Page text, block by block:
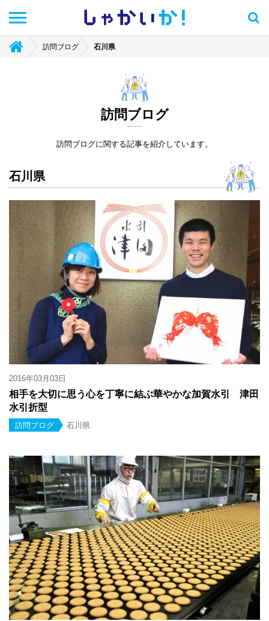
しゃかい か！
訪問ブログ 石川県
訪問ブログ
訪問ブログに関する記事を紹介しています。
石川県
2016年03月03日
相手を大切に思う心を丁寧に結ぶ華やかな加賀水引 津田
水引折型
訪問ブログ 石川県